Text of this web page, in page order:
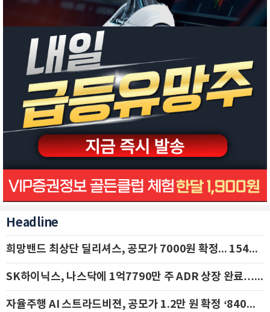
Headline
희망밴드 최상단 딜리셔스, 공모가 7000원 확정... 154억 규모 IPO 돌입
SK하이닉스, 나스닥에 1억7790만 주 ADR 상장 완료…29일 국내 추가 상장
자율주행 AI 스트라드비젼, 공모가 1.2만 원 확정 ‘840억 수혈’